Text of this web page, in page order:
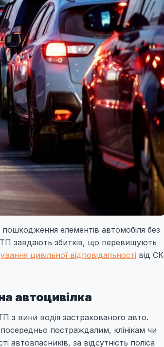
елементів автомобіля без
завдають збитків, що перевищують
цивільної відповідальності від СК
автоцивілка
з вини водія застрахованого авто.
постраждалим, клінікам чи
автовласників, за відсутність поліса